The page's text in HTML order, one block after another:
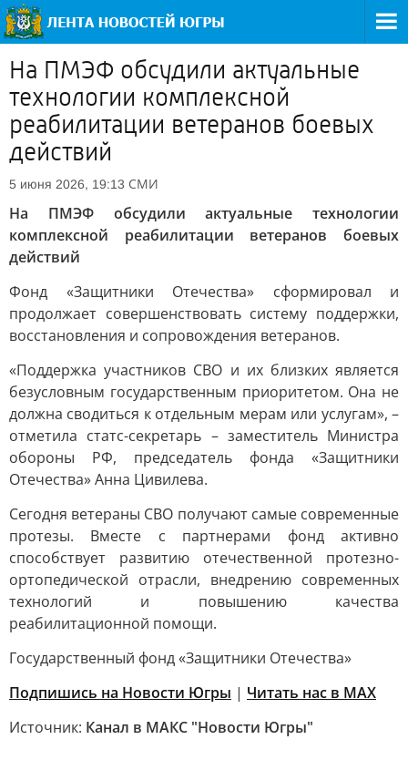
На ПМЭФ обсудили актуальные
технологии комплексной
реабилитации ветеранов боевых
действий
5 июня 2026, 19:13 СМИ
На ПМЭФ обсудили актуальные технологии
комплексной реабилитации ветеранов боевых
действий
Фонд «Защитники Отечества» сформировал и
продолжает совершенствовать систему поддержки,
восстановления и сопровождения ветеранов.
«Поддержка участников СВО и их близких является
безусловным государственным приоритетом. Она не
должна сводиться к отдельным мерам или услугам», –
отметила статс-секретарь – заместитель Министра
обороны РФ, председатель фонда «Защитники
Отечества» Анна Цивилева.
Сегодня ветераны СВО получают самые современные
протезы. Вместе с партнерами фонд активно
способствует развитию отечественной протезно-
ортопедической отрасли, внедрению современных
технологий и повышению качества
реабилитационной помощи.
Государственный фонд «Защитники Отечества»
Подпишись на Новости Югры | Читать нас в MAX
Источник: Канал в МАКС "Новости Югры"